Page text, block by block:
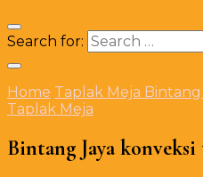
Search for:
Home Taplak Meja Bintang
Taplak Meja
Bintang Jaya